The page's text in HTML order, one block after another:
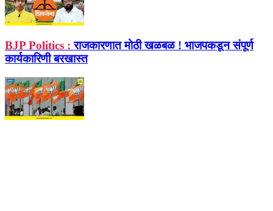
BJP Politics : राजकारणात मोठी खळबळ ! भाजपकडून संपूर्ण
कार्यकारिणी बरखास्त